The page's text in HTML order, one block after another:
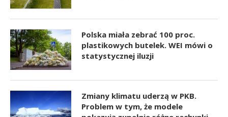
Polska miała zebrać 100 proc.
plastikowych butelek. WEI mówi o
statystycznej iluzji
Zmiany klimatu uderzą w PKB.
Problem w tym, że modele